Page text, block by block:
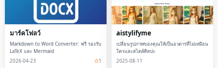
มาร์คโฟลว์
Markdown to Word Converter: ฟรี รองรับ
LaTeX และ Mermaid
2026-04-23
1
aistylifyme
เปลี่ยนรูปภาพของคุณให้เป็นอวตารที่ไม่เหมือน
ใครและสไตล์ศิลปะ
2025-08-11